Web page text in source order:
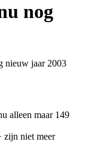
nog
nieuw jaar 2003
alleen maar 149
zijn niet meer